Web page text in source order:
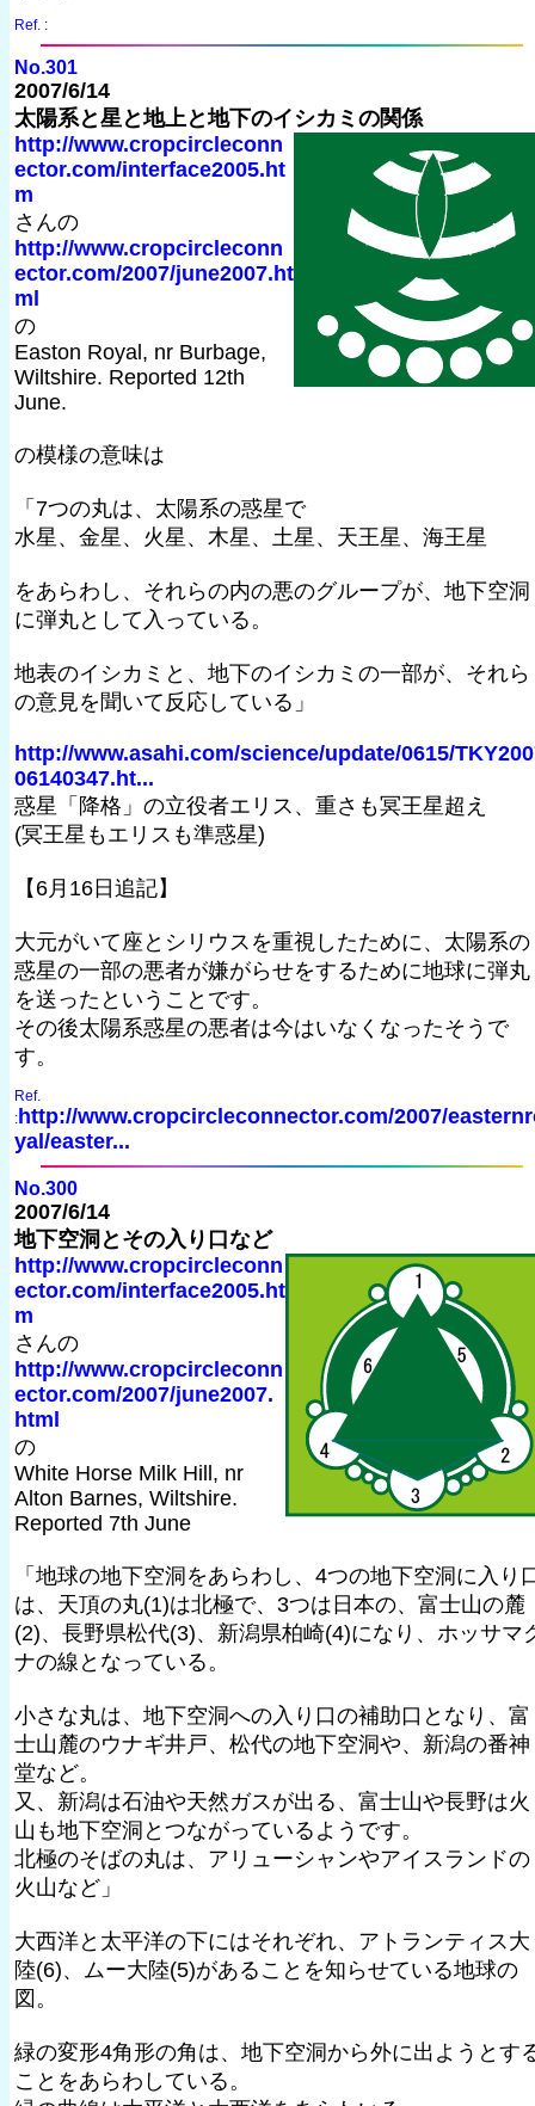
Ref. :
No.301
2007/6/14
太陽系と星と地上と地下のイシカミの関係
http://www.cropcircleconn
ector.com/interface2005.ht
m
さんの
http://www.cropcircleconn
ector.com/2007/june2007.ht
ml
の
Easton Royal, nr Burbage,
Wiltshire. Reported 12th
June.
の模様の意味は
「7つの丸は、太陽系の惑星で
水星、金星、火星、木星、土星、天王星、海王星
をあらわし、それらの内の悪のグループが、地下空洞
に弾丸として入っている。
地表のイシカミと、地下のイシカミの一部が、それら
の意見を聞いて反応している」
http://www.asahi.com/science/update/0615/
06140347.ht...
惑星「降格」の立役者エリス、重さも冥王星超え
(冥王星もエリスも準惑星)
【6月16日追記】
大元がいて座とシリウスを重視したために、太陽系の
惑星の一部の悪者が嫌がらせをするために地球に弾丸
を送ったということです。
その後太陽系惑星の悪者は今はいなくなったそうで
す。
Ref.
: http://www.cropcircleconnector.com/2007/
yal/easter...
No.300
2007/6/14
地下空洞とその入り口など
http://www.cropcircleconn
ector.com/interface2005.ht
m
さんの
http://www.cropcircleconn
ector.com/2007/june2007.
html
の
White Horse Milk Hill, nr
Alton Barnes, Wiltshire.
Reported 7th June
「地球の地下空洞をあらわし、4つの地下空洞に入り
は、天頂の丸(1)は北極で、3つは日本の、富士山の麓
(2)、長野県松代(3)、新潟県柏崎(4)になり、ホッサマ
ナの線となっている。
小さな丸は、地下空洞への入り口の補助口となり、富
士山麓のウナギ井戸、松代の地下空洞や、新潟の番神
堂など。
又、新潟は石油や天然ガスが出る、富士山や長野は火
山も地下空洞とつながっているようです。
北極のそばの丸は、アリューシャンやアイスランドの
火山など」
大西洋と太平洋の下にはそれぞれ、アトランティス大
陸(6)、ムー大陸(5)があることを知らせている地球の
図。
緑の変形4角形の角は、地下空洞から外に出ようとす
ことをあらわしている。